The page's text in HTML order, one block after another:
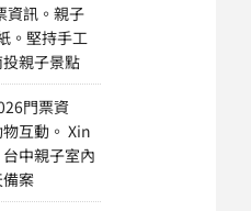
資訊。親子
。堅持手工
親子景點
門票資
互動。 Xin
中親子室內
案